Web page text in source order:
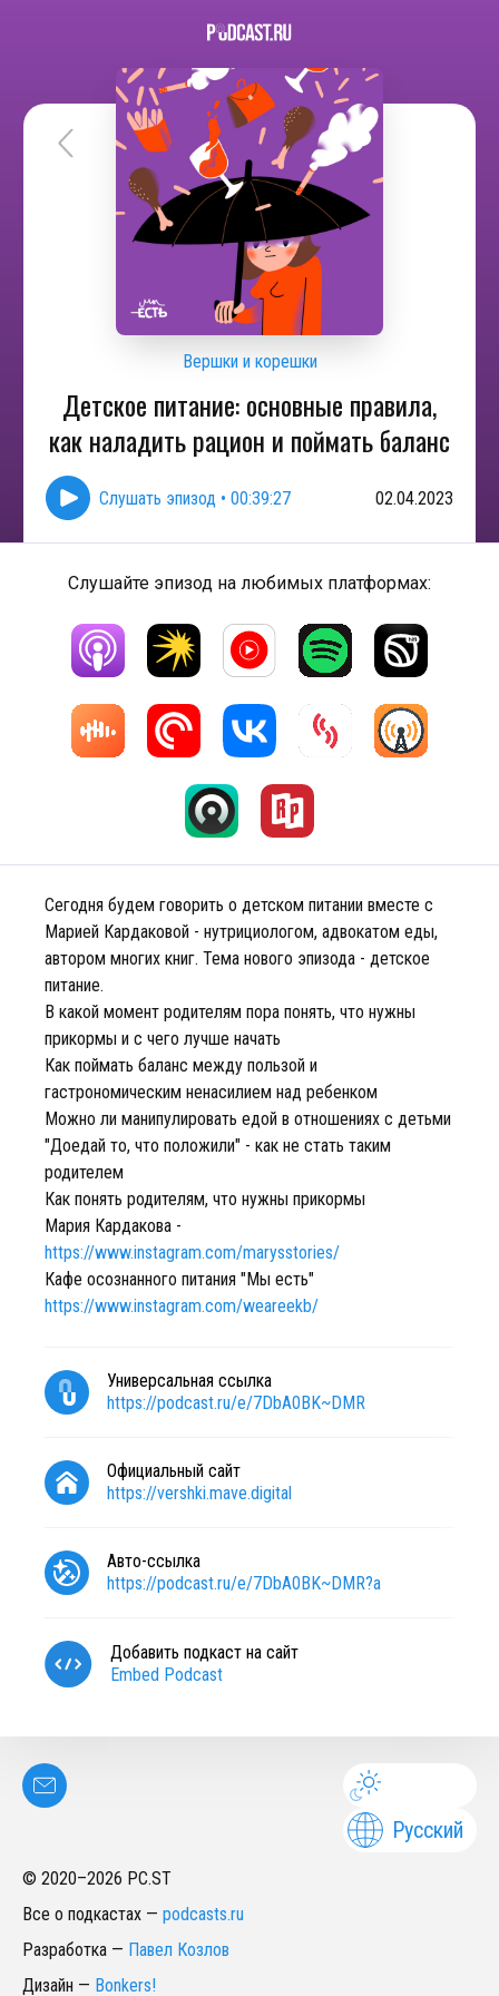
Вершки и корешки
Детское питание: основные правила,
как наладить рацион и поймать баланс
Слушать эпизод • 00:39:27 02.04.2023
Слушайте эпизод на любимых платформах:
Сегодня будем говорить о детском питании вместе с
Марией Кардаковой - нутрициологом, адвокатом еды,
автором многих книг. Тема нового эпизода - детское
питание.
В какой момент родителям пора понять, что нужны
прикормы и с чего лучше начать
Как поймать баланс между пользой и
гастрономическим ненасилием над ребенком
Можно ли манипулировать едой в отношениях с детьми
"Доедай то, что положили" - как не стать таким
родителем
Как понять родителям, что нужны прикормы
Мария Кардакова -
https://www.instagram.com/marysstories/
Кафе осознанного питания "Мы есть"
https://www.instagram.com/weareekb/
Универсальная ссылка
https://podcast.ru/e/7DbA0BK~DMR
Официальный сайт
https://vershki.mave.digital
Авто-ссылка
https://podcast.ru/e/7DbA0BK~DMR?a
Добавить подкаст на сайт
Embed Podcast
Русский
© 2020–2026 PC.ST
Все о подкастах — podcasts.ru
Разработка — Павел Козлов
Дизайн — Bonkers!